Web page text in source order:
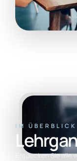
IM ÜBERBLICK
Entdecken Sie